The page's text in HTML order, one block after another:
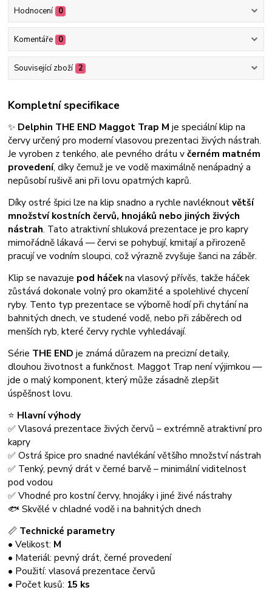
Hodnocení 0
Komentáře 0
Související zboží 2
Kompletní specifikace
✨ Delphin THE END Maggot Trap M je speciální klip na
červy určený pro moderní vlasovou prezentaci živých nástrah.
Je vyroben z tenkého, ale pevného drátu včerném matném
provedení, díky čemuž je ve vodě maximálně nenápadný a
nepůsobí rušivě ani při lovu opatrných kaprů.
Díky ostré špici lze na klip snadno a rychle navléknoutvětší
množství kostních červů, hnojáků nebo jiných živých
nástrah. Tato atraktivní shluková prezentace je pro kapry
mimořádně lákavá — červi se pohybují, kmitají a přirozeně
pracují ve vodním sloupci, což výrazně zvyšuje šanci na záběr.
Klip se navazuje pod háčekna vlasový přívěs, takže háček
zůstává dokonale volný pro okamžité a spolehlivé chycení
ryby. Tento typ prezentace se výborně hodí při chytání na
bahnitých dnech, ve studené vodě, nebo při záběrech od
menších ryb, které červy rychle vyhledávají.
Série THE END je známá důrazem na precizní detaily,
dlouhou životnost a funkčnost. Maggot Trap není výjimkou —
jde o malý komponent, který může zásadně zlepšit
úspěšnost lovu.
⭐ Hlavní výhody
✅ Vlasová prezentace živých červů – extrémně atraktivní pro
kapry
✅ Ostrá špice pro snadné navlékání většího množství nástrah
✅ Tenký, pevný drát v černé barvě – minimální viditelnost
pod vodou
✅ Vhodné pro kostní červy, hnojáky i jiné živé nástrahy
🐟 Skvělé v chladné vodě i na bahnitých dnech
📏 Technické parametry
• Velikost: M
• Materiál: pevný drát, černé provedení
• Použití: vlasová prezentace červů
• Počet kusů: 15 ks